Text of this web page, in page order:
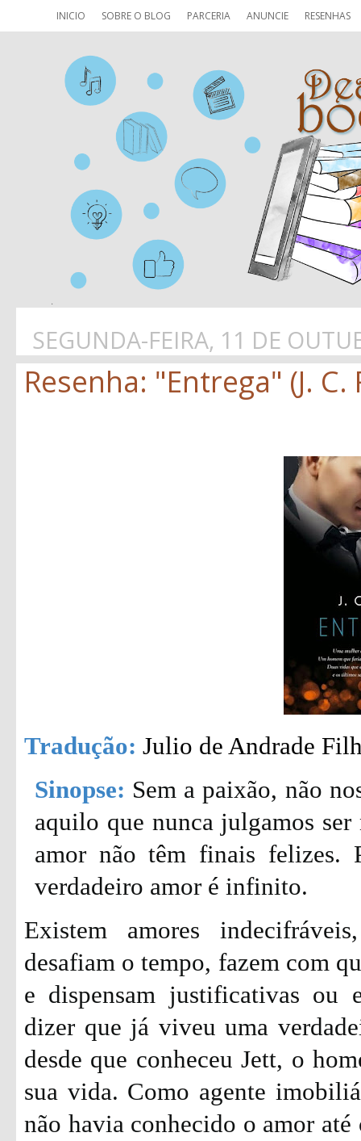
INICIO SOBRE O BLOG PARCERIA ANUNCIE RESENHAS
SEGUNDA-FEIRA, 11 DE
Resenha: "Entrega" (J. C.
Tradução: Julio de Andrade
Sinopse: Sem a paixão, não
aquilo que nunca julgamos
amor não têm finais felizes.
verdadeiro amor é infinito.
Existem amores
desafiam o tempo, fazem com
e dispensam justificativas ou
dizer que já viveu uma
desde que conheceu Jett, o
sua vida. Como agente
não havia conhecido o amor